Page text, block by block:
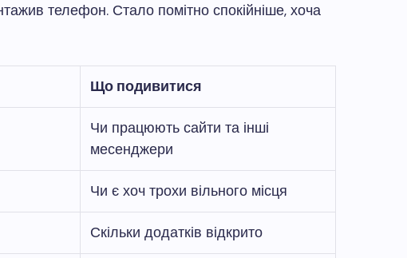
телефон. Стало помітно спокійніше, хоча
Що подивитися
Чи працюють сайти та інші
месенджери
Чи є хоч трохи вільного місця
Скільки додатків відкрито